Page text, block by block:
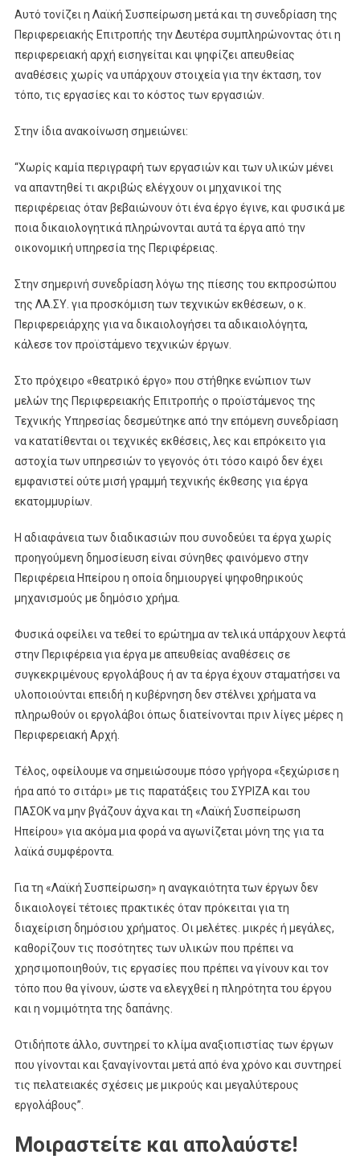
Αυτό τονίζει η Λαϊκή Συσπείρωση μετά και τη συνεδρίαση της
Περιφερειακής Επιτροπής την Δευτέρα συμπληρώνοντας ότι η
περιφερειακή αρχή εισηγείται και ψηφίζει απευθείας
αναθέσεις χωρίς να υπάρχουν στοιχεία για την έκταση, τον
τόπο, τις εργασίες και το κόστος των εργασιών.
Στην ίδια ανακοίνωση σημειώνει:
“Χωρίς καμία περιγραφή των εργασιών και των υλικών μένει
να απαντηθεί τι ακριβώς ελέγχουν οι μηχανικοί της
περιφέρειας όταν βεβαιώνουν ότι ένα έργο έγινε, και φυσικά με
ποια δικαιολογητικά πληρώνονται αυτά τα έργα από την
οικονομική υπηρεσία της Περιφέρειας.
Στην σημερινή συνεδρίαση λόγω της πίεσης του εκπροσώπου
της ΛΑ.ΣΥ. για προσκόμιση των τεχνικών εκθέσεων, ο κ.
Περιφερειάρχης για να δικαιολογήσει τα αδικαιολόγητα,
κάλεσε τον προϊστάμενο τεχνικών έργων.
Στο πρόχειρο «θεατρικό έργο» που στήθηκε ενώπιον των
μελών της Περιφερειακής Επιτροπής ο προϊστάμενος της
Τεχνικής Υπηρεσίας δεσμεύτηκε από την επόμενη συνεδρίαση
να κατατίθενται οι τεχνικές εκθέσεις, λες και επρόκειτο για
αστοχία των υπηρεσιών το γεγονός ότι τόσο καιρό δεν έχει
εμφανιστεί ούτε μισή γραμμή τεχνικής έκθεσης για έργα
εκατομμυρίων.
Η αδιαφάνεια των διαδικασιών που συνοδεύει τα έργα χωρίς
προηγούμενη δημοσίευση είναι σύνηθες φαινόμενο στην
Περιφέρεια Ηπείρου η οποία δημιουργεί ψηφοθηρικούς
μηχανισμούς με δημόσιο χρήμα.
Φυσικά οφείλει να τεθεί το ερώτημα αν τελικά υπάρχουν λεφτά
στην Περιφέρεια για έργα με απευθείας αναθέσεις σε
συγκεκριμένους εργολάβους ή αν τα έργα έχουν σταματήσει να
υλοποιούνται επειδή η κυβέρνηση δεν στέλνει χρήματα να
πληρωθούν οι εργολάβοι όπως διατείνονται πριν λίγες μέρες η
Περιφερειακή Αρχή.
Τέλος, οφείλουμε να σημειώσουμε πόσο γρήγορα «ξεχώρισε η
ήρα από το σιτάρι» με τις παρατάξεις του ΣΥΡΙΖΑ και του
ΠΑΣΟΚ να μην βγάζουν άχνα και τη «Λαϊκή Συσπείρωση
Ηπείρου» για ακόμα μια φορά να αγωνίζεται μόνη της για τα
λαϊκά συμφέροντα.
Για τη «Λαϊκή Συσπείρωση» η αναγκαιότητα των έργων δεν
δικαιολογεί τέτοιες πρακτικές όταν πρόκειται για τη
διαχείριση δημόσιου χρήματος. Οι μελέτες. μικρές ή μεγάλες,
καθορίζουν τις ποσότητες των υλικών που πρέπει να
χρησιμοποιηθούν, τις εργασίες που πρέπει να γίνουν και τον
τόπο που θα γίνουν, ώστε να ελεγχθεί η πληρότητα του έργου
και η νομιμότητα της δαπάνης.
Οτιδήποτε άλλο, συντηρεί το κλίμα αναξιοπιστίας των έργων
που γίνονται και ξαναγίνονται μετά από ένα χρόνο και συντηρεί
τις πελατειακές σχέσεις με μικρούς και μεγαλύτερους
εργολάβους”.
Μοιραστείτε και απολαύστε!